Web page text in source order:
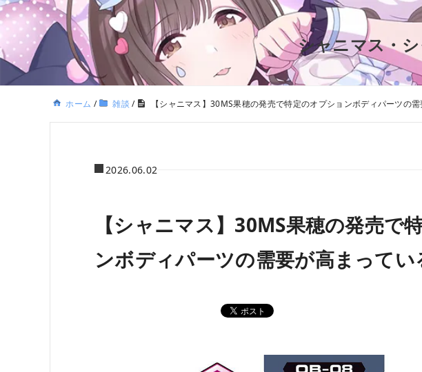
シャニマス・
ホーム / 雑談 / 【シャニマス】30MS果穂の発売で特定のオプションボディパーツの
2026.06.02
【シャニマス】30MS果穂の発売で
ンボディパーツの需要が高まってい